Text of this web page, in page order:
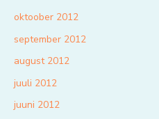
oktoober 2012
september 2012
august 2012
juuli 2012
juuni 2012